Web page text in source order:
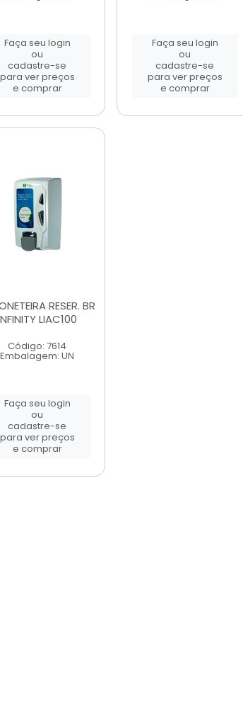
Faça seu login
ou
cadastre-se
para ver preços
e comprar
Faça seu login
ou
cadastre-se
para ver preços
e comprar
RESER. BR
LIAC100
Código: 7614
Embalagem: UN
Faça seu login
ou
cadastre-se
para ver preços
e comprar